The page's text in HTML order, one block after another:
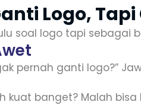
Logo,
soal logo tapi sebagai
pernah ganti logo?”
banget? Malah bisa